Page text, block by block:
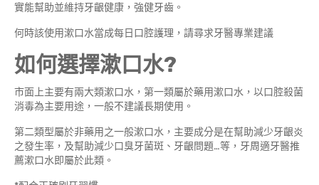
實能幫助並維持牙齦健康，強健牙齒。
何時該使用漱口水當成每日口腔護理，請尋求牙醫專業建議
如何選擇漱口水?
市面上主要有兩大類漱口水，第一類屬於藥用漱口水，以口腔殺菌
消毒為主要用途，一般不建議長期使用。
第二類型屬於非藥用之一般漱口水，主要成分是在幫助減少牙齦炎
之發生率，及幫助減少口臭牙菌斑、牙齦問題…等，牙周適牙醫推
薦漱口水即屬於此類。